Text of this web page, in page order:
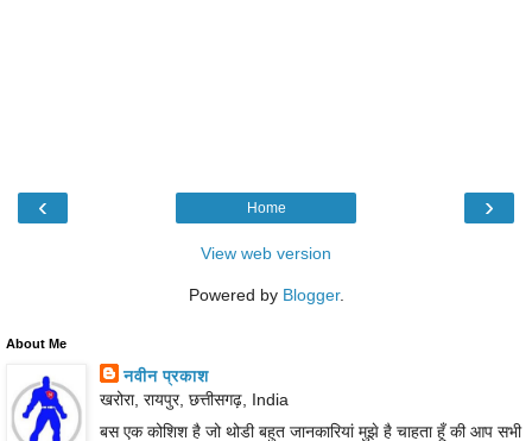
‹ ›
Home
View web version
Powered by Blogger.
About Me
नवीन प्रकाश
खरोरा, रायपुर, छत्तीसगढ़, India
बस एक कोशिश है जो थोडी बहुत जानकारियां मुझे है चाहता हूँ की आप सभी